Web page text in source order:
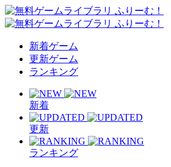
新着ゲーム
更新ゲーム
ランキング
新着
更新
ランキング